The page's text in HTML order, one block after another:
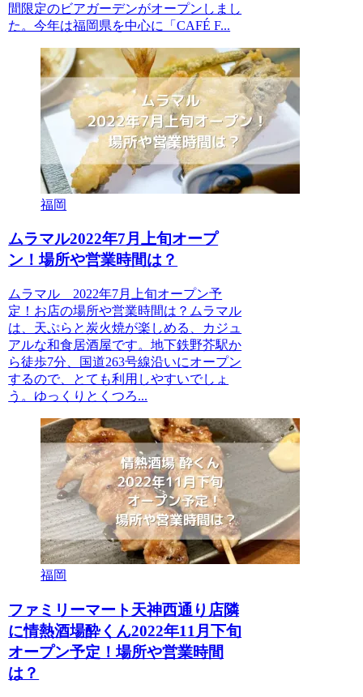
間限定のビアガーデンがオープンしまし
た。今年は福岡県を中心に「CAFÉ F...
福岡
ムラマル2022年7月上旬オープ
ン！場所や営業時間は？
ムラマル 2022年7月上旬オープン予
定！お店の場所や営業時間は？ムラマル
は、天ぷらと炭火焼が楽しめる、カジュ
アルな和食居酒屋です。地下鉄野芥駅か
ら徒歩7分、国道263号線沿いにオープン
するので、とても利用しやすいでしょ
う。ゆっくりとくつろ...
福岡
ファミリーマート天神西通り店隣
に情熱酒場酔くん2022年11月下旬
オープン予定！場所や営業時間
は？